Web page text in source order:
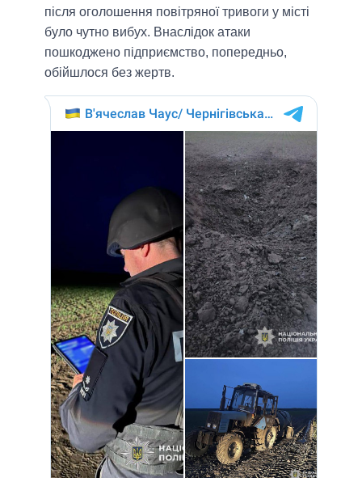
після оголошення повітряної тривоги у місті
було чутно вибух. Внаслідок атаки
пошкоджено підприємство, попередньо,
обійшлося без жертв.